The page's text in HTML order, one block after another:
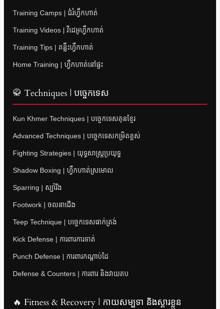
Training Camps | ជំរំហ្វឹកហាត់
Training Videos | វីដេអូហ្វឹកហាត់
Training Tips | គន្លឹះហ្វឹកហាត់
Home Training | ហ្វឹកហាត់នៅផ្ទះ
🥋 Techniques | បច្ចេកទេស
Kun Khmer Techniques | បច្ចេកទេសគុនខ្មែរ
Advanced Techniques | បច្ចេកទេសកម្រិតខ្ពស់
Fighting Strategies | យុទ្ធសាស្ត្រប្រយុទ្ធ
Shadow Boxing | ហ្វឹកហាត់ស្រមោល
Sparring | ស្ប៉ារីង
Footwork | ចលនាជើង
Teep Technique | បច្ចេកទេសធាក់ត្រង់
Kick Defense | ការពារការទាត់
Punch Defense | ការពារកណ្តាប់ដៃ
Defense & Counters | ការពារ និងវាយតប
🔥 Fitness & Recovery | កាយសម្បទា និងស្តារខ្លួន